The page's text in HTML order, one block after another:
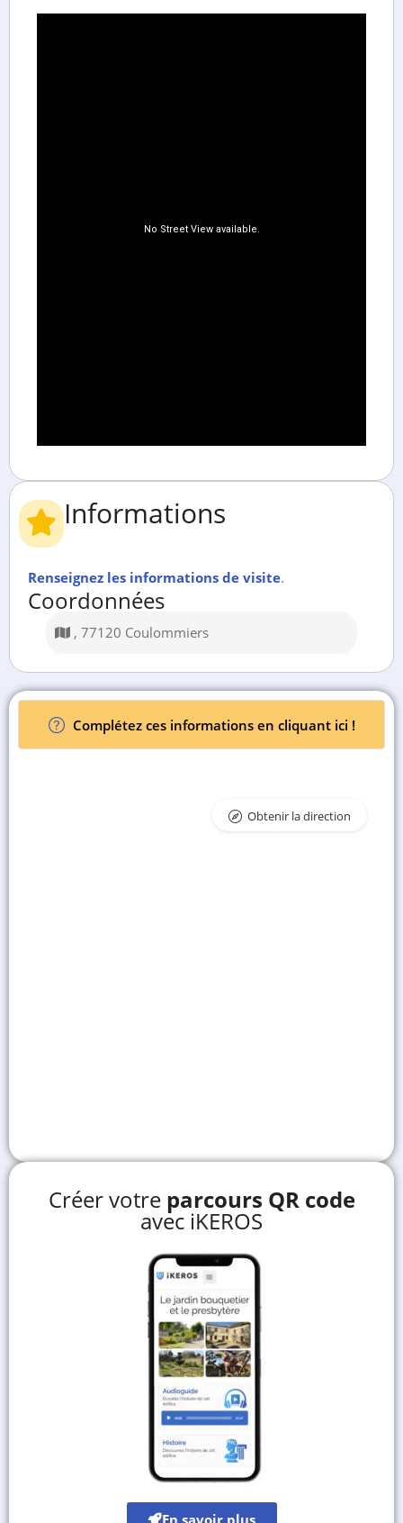
Informations
Renseignez les informations de visite.
Coordonnées
, 77120 Coulommiers
Complétez ces informations en cliquant ici !
Obtenir la direction
Créer votre parcours QR code
avec iKEROS
En savoir plus